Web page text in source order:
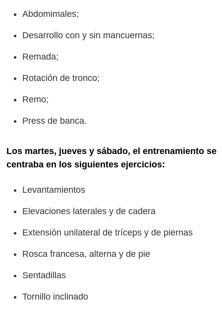
Abdomimales;
Desarrollo con y sin mancuernas;
Remada;
Rotación de tronco;
Remo;
Press de banca.
Los martes, jueves y sábado, el entrenamiento se
centraba en los siguientes ejercicios:
Levantamientos
Elevaciones laterales y de cadera
Extensión unilateral de tríceps y de piernas
Rosca francesa, alterna y de pie
Sentadillas
Tornillo inclinado